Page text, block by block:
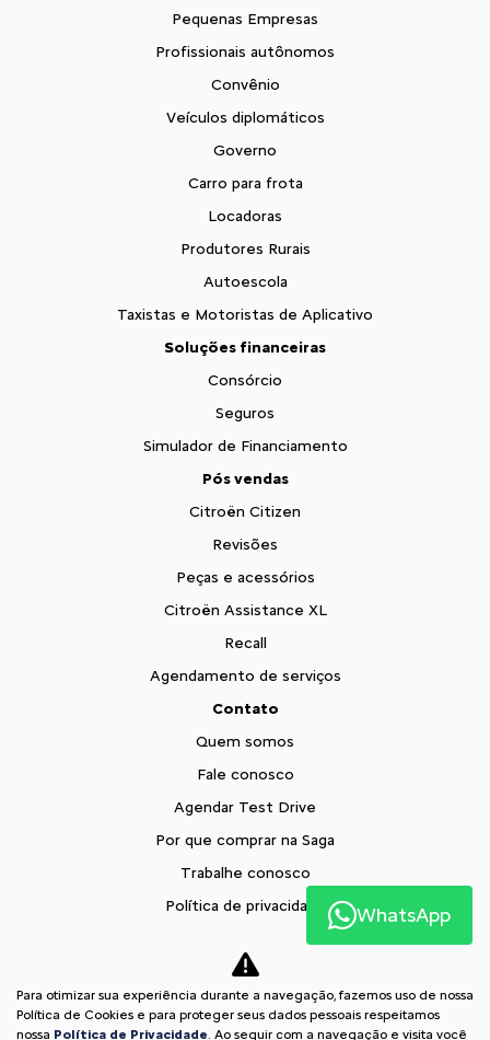
Pequenas Empresas
Profissionais autônomos
Convênio
Veículos diplomáticos
Governo
Carro para frota
Locadoras
Produtores Rurais
Autoescola
Taxistas e Motoristas de Aplicativo
Soluções financeiras
Consórcio
Seguros
Simulador de Financiamento
Pós vendas
Citroën Citizen
Revisões
Peças e acessórios
Citroën Assistance XL
Recall
Agendamento de serviços
Contato
Quem somos
Fale conosco
Agendar Test Drive
Por que comprar na Saga
Trabalhe conosco
Política de privacidade
Blog
Comparativo
WhatsApp
Para otimizar sua experiência durante a navegação, fazemos uso de nossa
Política de Cookies e para proteger seus dados pessoais respeitamos
nossa Política de Privacidade. Ao seguir com a navegação e visita você